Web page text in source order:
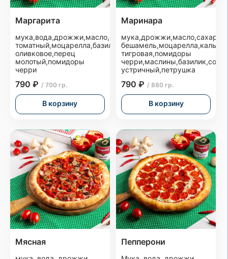
Маргарита
мука,вода,дрожжи,масло,соль,сахар,соус
томатный,моцарелла,базилик,масло
оливковое,перец
молотый,помидоры
черри
790 ₽ / 700 гр.
В корзину
Маринара
тигровая,помидоры
черри,маслины,базилик,соус
устричный,петрушка
790 ₽ / 880 гр.
В корзину
Мясная Пепперони